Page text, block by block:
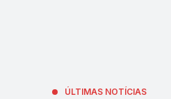
ÚLTIMAS NOTÍCIAS